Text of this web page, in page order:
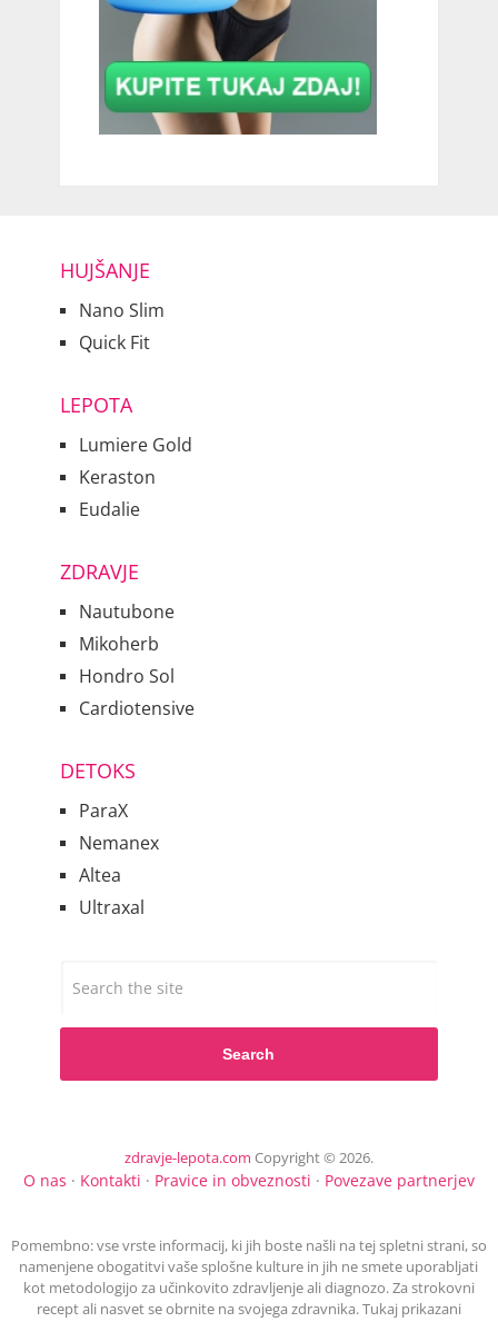
HUJŠANJE
Nano Slim
Quick Fit
LEPOTA
Lumiere Gold
Keraston
Eudalie
ZDRAVJE
Nautubone
Mikoherb
Hondro Sol
Cardiotensive
DETOKS
ParaX
Nemanex
Altea
Ultraxal
Search
zdravje-lepota.com Copyright © 2026.
O nas · Kontakti · Pravice in obveznosti · Povezave partnerjev
Pomembno: vse vrste informacij, ki jih boste našli na tej spletni strani, so
namenjene obogatitvi vaše splošne kulture in jih ne smete uporabljati
kot metodologijo za učinkovito zdravljenje ali diagnozo. Za strokovni
recept ali nasvet se obrnite na svojega zdravnika. Tukaj prikazani